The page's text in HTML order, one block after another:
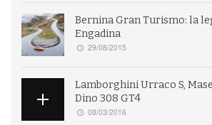
Bernina Gran Turismo: la
Engadina
29/08/2015
Lamborghini Urraco S,
Dino 308 GT4
08/03/2016